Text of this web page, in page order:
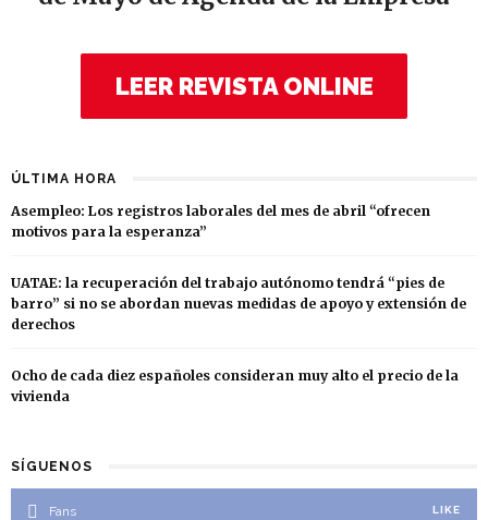
LEER REVISTA ONLINE
ÚLTIMA HORA
Asempleo: Los registros laborales del mes de abril “ofrecen
motivos para la esperanza”
UATAE: la recuperación del trabajo autónomo tendrá “pies de
barro” si no se abordan nuevas medidas de apoyo y extensión de
derechos
Ocho de cada diez españoles consideran muy alto el precio de la
vivienda
SÍGUENOS
Fans LIKE